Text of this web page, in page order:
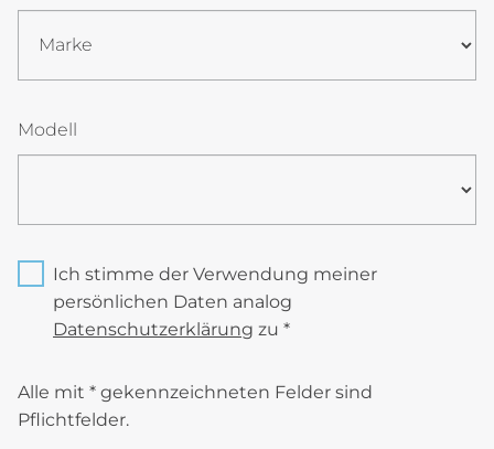
Modell
Ich stimme der Verwendung meiner
persönlichen Daten analog
Datenschutzerklärung zu *
Alle mit * gekennzeichneten Felder sind
Pflichtfelder.